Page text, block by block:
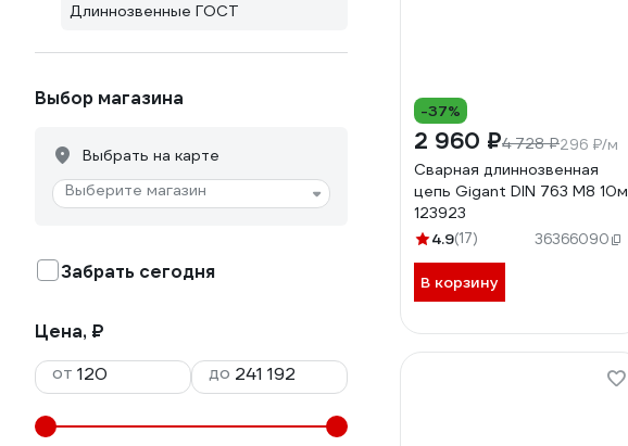
Длиннозвенные ГОСТ
Выбор магазина
Выбрать на карте
Выберите магазин
Забрать сегодня
Цена, ₽
от
до
-37%
2 960 ₽4 728 ₽296 ₽/м
Сварная длиннозвенная
цепь Gigant DIN 763 M8 10м
123923
4.9(17) 36366090
В корзину